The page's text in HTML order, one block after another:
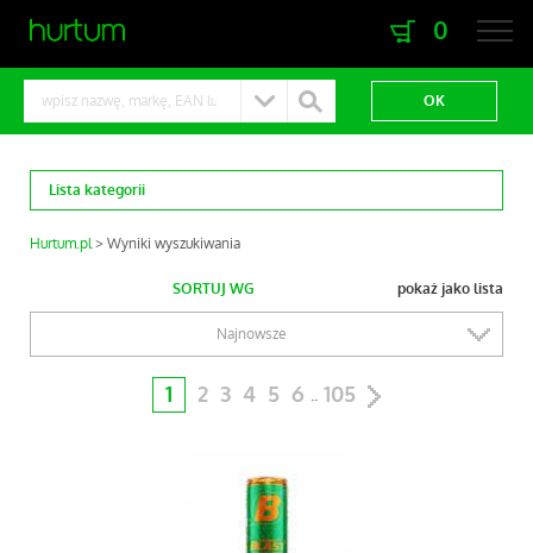
0
Lista kategorii
Hurtum.pl Wyniki wyszukiwania
pokaż jako lista
SORTUJ WG
Najnowsze
1 2 3 4 5 6 .. 105